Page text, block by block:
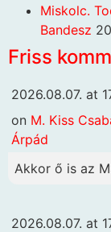
Miskolc.
Bandesz
Friss
2026.08.07. at
on M. Kiss
Árpád
Akkor ő is az
2026.08.07. at